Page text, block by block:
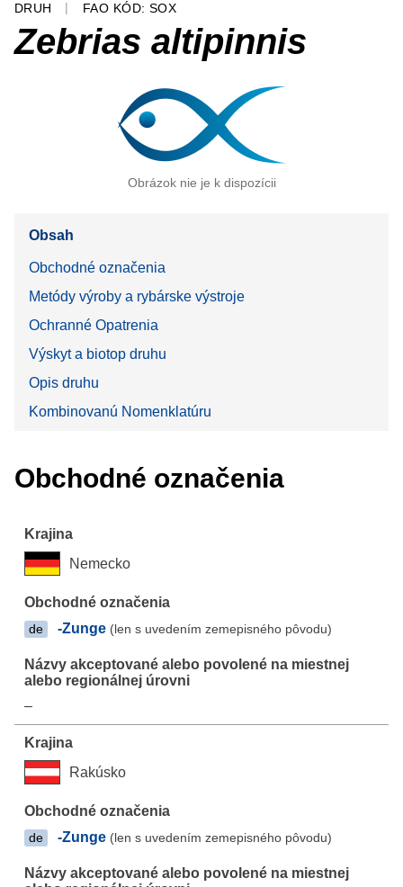
DRUH FAO KÓD: SOX
Zebrias altipinnis
Obrázok nie je k dispozícii
Obsah
Obchodné označenia
Metódy výroby a rybárske výstroje
Ochranné Opatrenia
Výskyt a biotop druhu
Opis druhu
Kombinovanú Nomenklatúru
Obchodné označenia
Nemecko
de -Zunge(len s uvedením zemepisného pôvodu)
–
Rakúsko
de -Zunge(len s uvedením zemepisného pôvodu)